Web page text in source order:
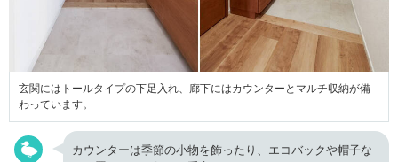
玄関にはトールタイプの下足入れ、廊下にはカウンターとマルチ収納が備
わっています。
カウンターは季節の小物を飾ったり、エコバックや帽子な